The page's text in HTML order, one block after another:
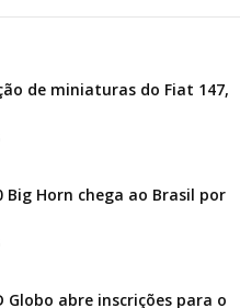
de miniaturas do Fiat 147,
Big Horn chega ao Brasil por
Globo abre inscrições para o